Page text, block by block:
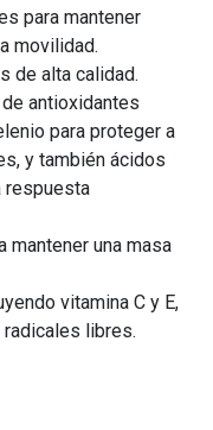
para mantener
movilidad.
de alta calidad.
antioxidantes
para proteger a
y también ácidos
respuesta
mantener una masa
vitamina C y E,
libres.